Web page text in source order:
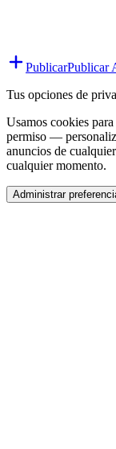
PublicarPublicar
Tus opciones de
Usamos cookies
permiso —
anuncios de
cualquier momento.
Administrar